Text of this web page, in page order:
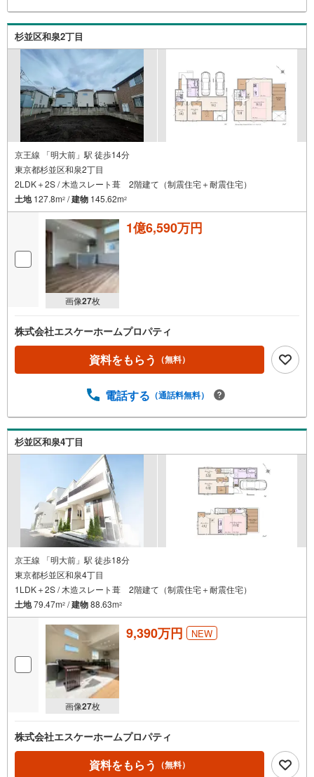
杉並区和泉2丁目
京王線 「明大前」駅 徒歩14分
東京都杉並区和泉2丁目
2LDK＋2S / 木造スレート葺 2階建て（制震住宅＋耐震住宅）
土地127.8m2 /建物 145.62m2
画像27枚
1億6,590万円
株式会社エスケーホームプロパティ
資料をもらう （無料）
電話する （通話料無料）
杉並区和泉4丁目
京王線 「明大前」駅 徒歩18分
東京都杉並区和泉4丁目
1LDK＋2S / 木造スレート葺 2階建て（制震住宅＋耐震住宅）
土地79.47m2 /建物88.63m2
画像27枚
9,390万円 NEW
株式会社エスケーホームプロパティ
資料をもらう （無料）